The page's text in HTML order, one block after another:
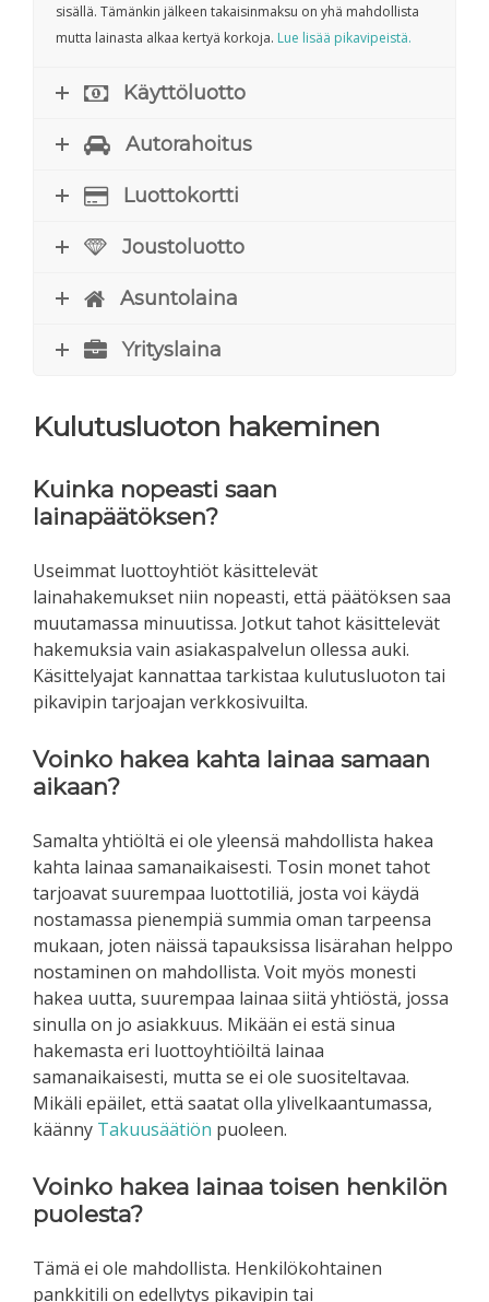
sisällä. Tämänkin jälkeen takaisinmaksu on yhä mahdollista
mutta lainasta alkaa kertyä korkoja. Lue lisää pikavipeistä.
Käyttöluotto
Autorahoitus
Luottokortti
Joustoluotto
Asuntolaina
Yrityslaina
Kulutusluoton hakeminen
Kuinka nopeasti saan
lainapäätöksen?
Useimmat luottoyhtiöt käsittelevät
lainahakemukset niin nopeasti, että päätöksen saa
muutamassa minuutissa. Jotkut tahot käsittelevät
hakemuksia vain asiakaspalvelun ollessa auki.
Käsittelyajat kannattaa tarkistaa kulutusluoton tai
pikavipin tarjoajan verkkosivuilta.
Voinko hakea kahta lainaa samaan
aikaan?
Samalta yhtiöltä ei ole yleensä mahdollista hakea
kahta lainaa samanaikaisesti. Tosin monet tahot
tarjoavat suurempaa luottotiliä, josta voi käydä
nostamassa pienempiä summia oman tarpeensa
mukaan, joten näissä tapauksissa lisärahan helppo
nostaminen on mahdollista. Voit myös monesti
hakea uutta, suurempaa lainaa siitä yhtiöstä, jossa
sinulla on jo asiakkuus. Mikään ei estä sinua
hakemasta eri luottoyhtiöiltä lainaa
samanaikaisesti, mutta se ei ole suositeltavaa.
Mikäli epäilet, että saatat olla ylivelkaantumassa,
käänny Takuusäätiön puoleen.
Voinko hakea lainaa toisen henkilön
puolesta?
Tämä ei ole mahdollista. Henkilökohtainen
pankkitili on edellytys pikavipin tai